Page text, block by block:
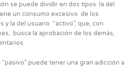
se puede dividir en dos tipos: la del
un consumo excesivo de los
y la del usuario “activo”, que, con
busca la aprobación de los demás,
puede tener una gran adicción a